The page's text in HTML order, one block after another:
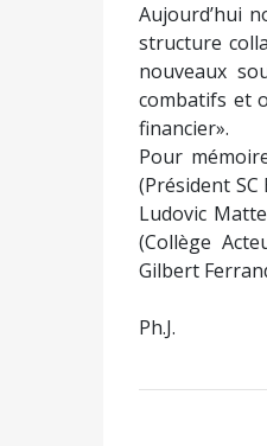
Aujourd’hui
structure
nouveaux
combatifs et
financier».
Pour
(Président
Ludovic
(Collège
Gilbert
Ph.J.